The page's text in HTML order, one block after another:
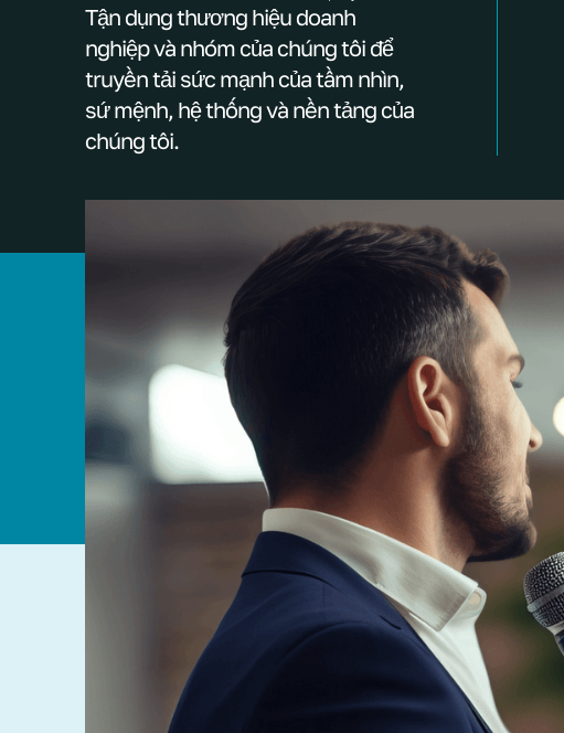
Tận dụng thương hiệu doanh
nghiệp và nhóm của chúng tôi để
truyền tải sức mạnh của tầm nhìn,
sứ mệnh, hệ thống và nền tảng của
chúng tôi.